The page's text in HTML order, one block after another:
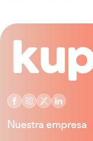
Nuestra empresa